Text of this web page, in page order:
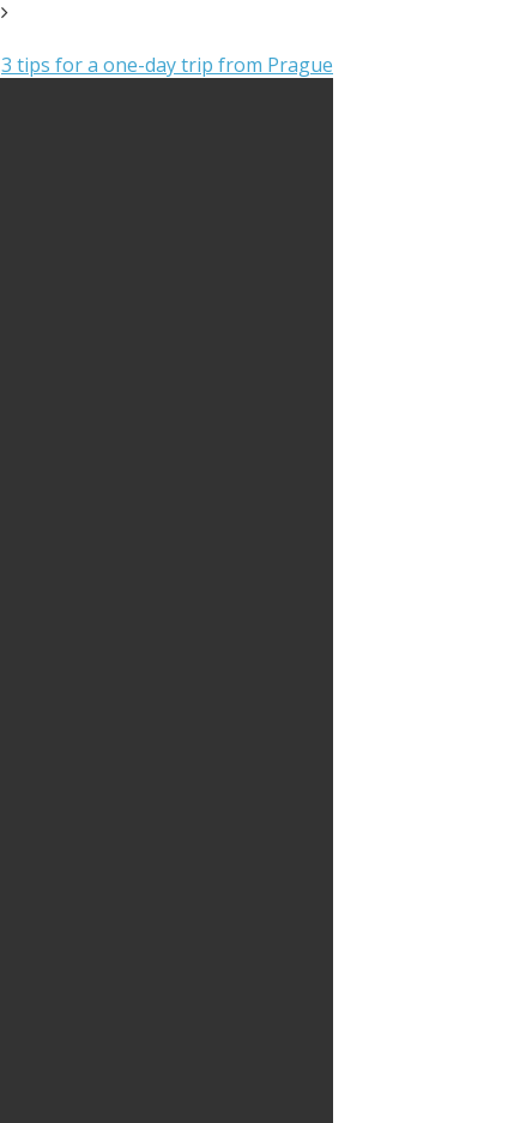
3 tips for a one-day trip from Prague